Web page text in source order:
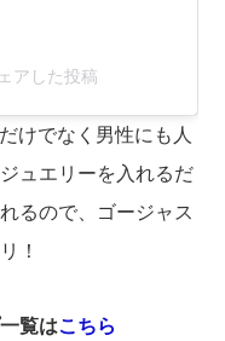
アした投稿
けでなく男性にも人
ュエリーを入れるだ
るので、ゴージャス
！
覧はこちら